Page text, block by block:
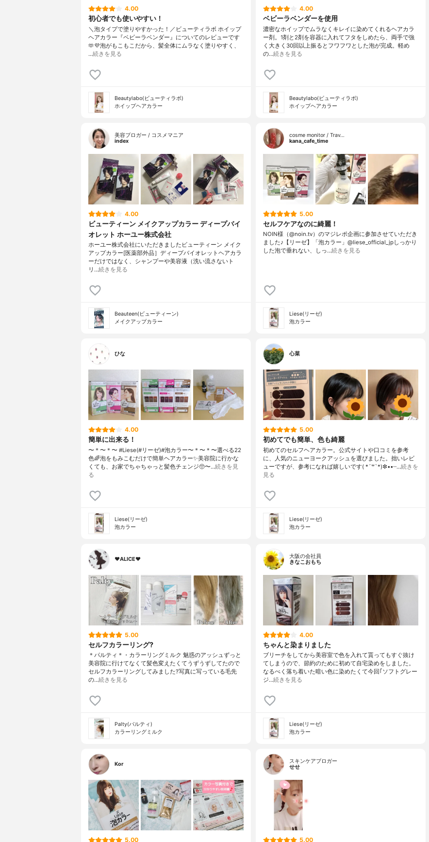
4.00
初心者でも使いやすい！
＼泡タイプで塗りやすかった！／ビューティラボ ホイップ
ヘアカラー『ベビーラベンダー』についてのレビューです
🫶💜⁡泡がもこもこだから、髪全体にムラなく塗りやすく、
…続きを見る
Beautylabo(ビューティラボ)
ホイップヘアカラー
4.00
ベビーラベンダーを使用
濃密なホイップでムラなくキレイに染めてくれるヘアカラ
ー剤。1剤と2剤を容器に入れてフタをしめたら、両手で強
く大きく30回以上振るとフワフワとした泡が完成。軽め
の…続きを見る
Beautylabo(ビューティラボ)
ホイップヘアカラー
美容ブロガー / コスメマニア
index
4.00
ビューティーン メイクアップカラー ディープバイ
オレット ホーユー株式会社
ホーユー株式会社にいただきましたビューティーン メイク
アップカラー[医薬部外品］ディープバイオレットヘアカラ
ーだけではなく、シャンプーや美容液（洗い流さないト
リ…続きを見る
Beauteen(ビューティーン)
メイクアップカラー
cosme monitor / Trav…
kana_cafe_time
5.00
セルフケアなのに綺麗！
NOIN様（@noin.tv）のマジレポ企画に参加させていただき
ました♪【リーゼ】「泡カラー」@liese_official_jpしっかり
した泡で垂れない、しっ…続きを見る
Liese(リーゼ)
泡カラー
ひな
4.00
簡単に出来る！
〜＊〜＊〜 #Liese(#リーゼ)#泡カラー〜＊〜＊〜選べる22
色🌈泡をもみこむだけで簡単ヘアカラー✨美容院に行かな
くても、お家でちゃちゃっと髪色チェンジ🥺〜…続きを見
る
Liese(リーゼ)
泡カラー
心菜
5.00
初めてでも簡単、色も綺麗
初めてのセルフヘアカラー。公式サイトや口コミを参考
に、人気のニューヨークアッシュを選びました。拙いレビ
ューですが、参考になれば嬉しいです( *´꒳`*)✼••┈…続きを
見る
Liese(リーゼ)
泡カラー
♥ALICE♥
5.00
セルフカラーリング?
＊パルティ＊・カラーリングミルク 魅惑のアッシュずっと
美容院に行けてなくて髪色変えたくてうずうずしてたので
セルフカラーリングしてみました?写真に写っている毛先
の…続きを見る
Palty(パルティ)
カラーリングミルク
大阪の会社員
きなこおもち
4.00
ちゃんと染まりました
ブリーチをしてから美容室で色を入れて貰ってもすぐ抜け
てしまうので、節約のために初めて自宅染めをしました。
なるべく落ち着いた暗い色に染めたくて今回｢ソフトグレー
ジ…続きを見る
Liese(リーゼ)
泡カラー
Kor
5.00
スキンケアブロガー
せせ
5.00